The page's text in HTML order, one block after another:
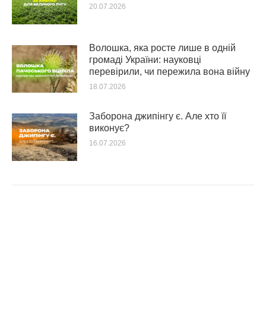
20.07.2026
Волошка, яка росте лише в одній
громаді України: науковці
перевірили, чи пережила вона війну
18.07.2026
Заборона джипінгу є. Але хто її
виконує?
16.07.2026